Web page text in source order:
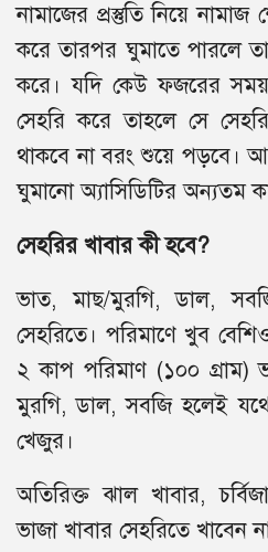
নামাজের প্রস্তুতি নিয়ে নামাজ
করে তারপর ঘুমাতে পারলে
করে। যদি কেউ ফজরের
সেহরি করে তাহলে সে
থাকবে না বরং শুয়ে পড়বে।
ঘুমানো অ্যাসিডিটির অন্যতম
সেহরির খাবার কী হবে?
ভাত, মাছ/মুরগি, ডাল,
সেহরিতে। পরিমাণে খুব
২ কাপ পরিমাণ (১০০ গ্রাম)
মুরগি, ডাল, সবজি হলেই
খেজুর।
অতিরিক্ত ঝাল খাবার,
ভাজা খাবার সেহরিতে খাবেন